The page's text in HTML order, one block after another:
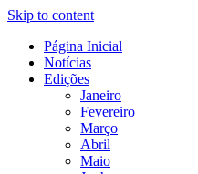
Skip to content
É Ribatejo –
Online
Revista Social Online
Página Inicial
Notícias
Edições
Janeiro
Fevereiro
Março
Abril
Maio